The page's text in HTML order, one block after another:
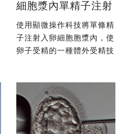
細胞漿內單精子注射
使用顯微操作科技將單條精
子注射入卵細胞胞漿內，使
卵子受精的一種體外受精技